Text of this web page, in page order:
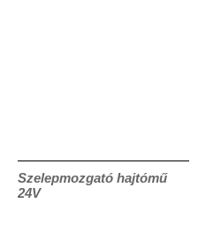
Szelepmozgató hajtómű
24V